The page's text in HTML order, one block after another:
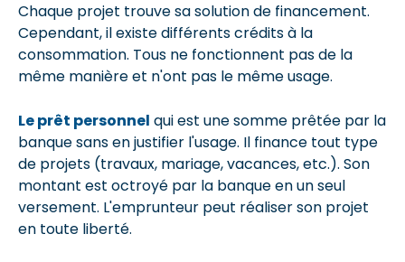
Chaque projet trouve sa solution de financement.
Cependant, il existe différents crédits à la
consommation. Tous ne fonctionnent pas de la
même manière et n'ont pas le même usage.
Le prêt personnel qui est une somme prêtée par la
banque sans en justifier l'usage. Il finance tout type
de projets (travaux, mariage, vacances, etc.). Son
montant est octroyé par la banque en un seul
versement. L'emprunteur peut réaliser son projet
en toute liberté.